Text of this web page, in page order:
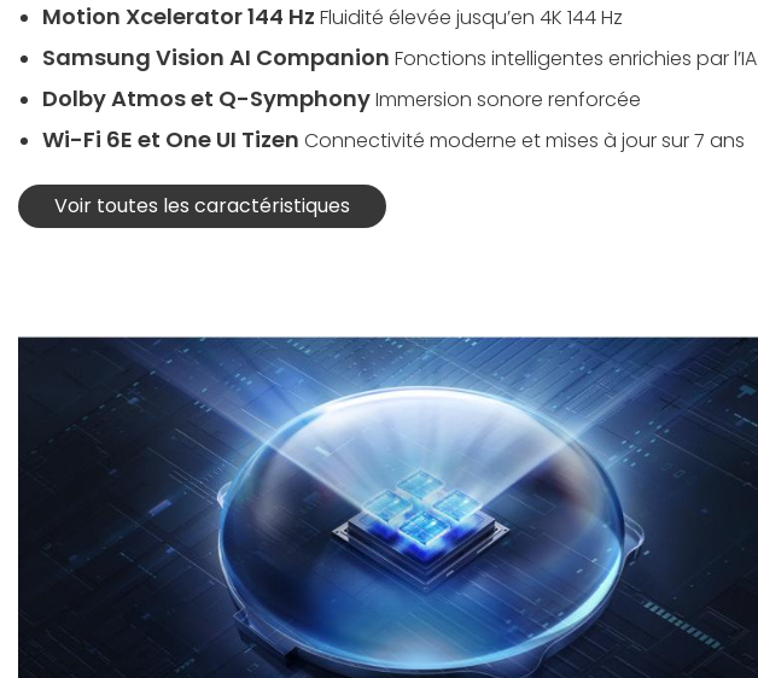
Motion Xcelerator 144 Hz Fluidité élevée jusqu’en 4K 144 Hz
Samsung Vision AI Companion Fonctions intelligentes enrichies par l’IA
Dolby Atmos et Q-SymphonyImmersion sonore renforcée
Wi-Fi 6E et One UI Tizen Connectivité moderne et mises à jour sur 7 ans
Voir toutes les caractéristiques